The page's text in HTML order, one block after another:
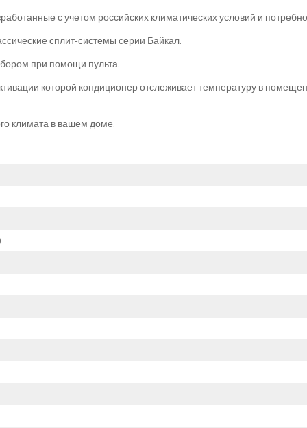
с учетом российских климатических условий и
сплит-системы серии Байкал.
при помощи пульта.
которой кондиционер отслеживает температуру в
климата в вашем доме.